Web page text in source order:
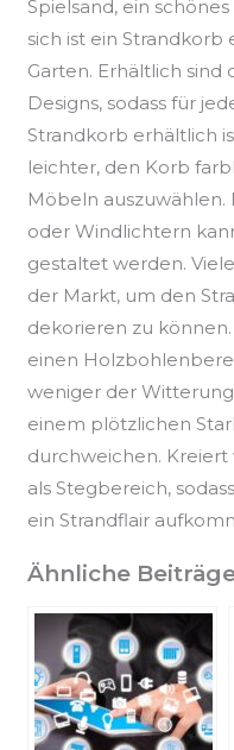
Spielsand, ein schönes
sich ist ein
Garten. Erhältlich
Designs, sodass für
Strandkorb erhältlich
leichter, den Korb
Möbeln
oderWindlichtern
gestaltet werden.
der Markt, um den
dekorieren zu
einen
weniger der
einem plötzlichen
durchweichen.
alsStegbereich,
einStrandflair
Ähnliche